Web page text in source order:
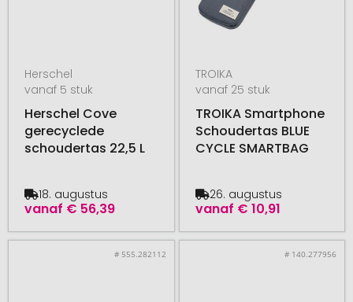
Herschel
vanaf 5 stuk
Herschel Cove
gerecyclede
schoudertas 22,5 L
vanaf € 56,39
18. augustus
TROIKA
vanaf 25 stuk
TROIKA Smartphone
Schoudertas BLUE
CYCLE SMARTBAG
vanaf € 10,91
26. augustus
# 555.282112 # 140.277956